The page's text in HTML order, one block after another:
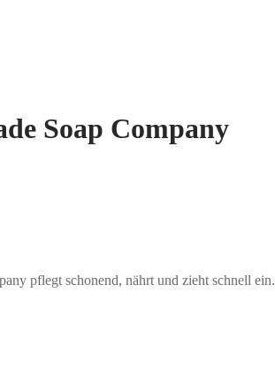
Soap Company
pflegt schonend, nährt und zieht schnell ein.